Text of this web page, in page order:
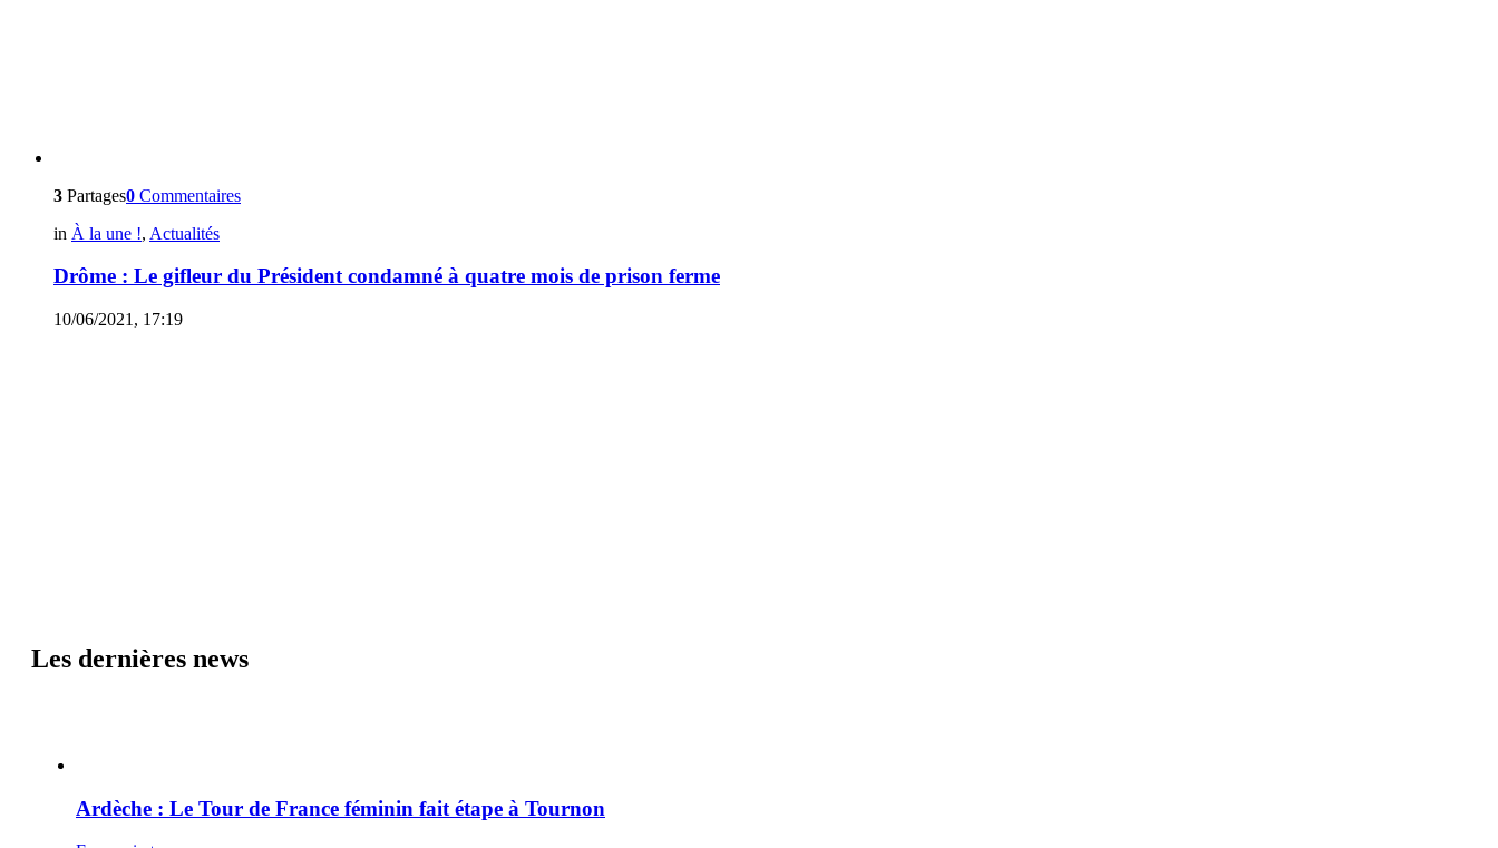
3 Partages0 Commentaires
in À la une !, Actualités
Drôme : Le gifleur du Président condamné à quatre mois de prison ferme
10/06/2021, 17:19
Les dernières news
Ardèche : Le Tour de France féminin fait étape à Tournon